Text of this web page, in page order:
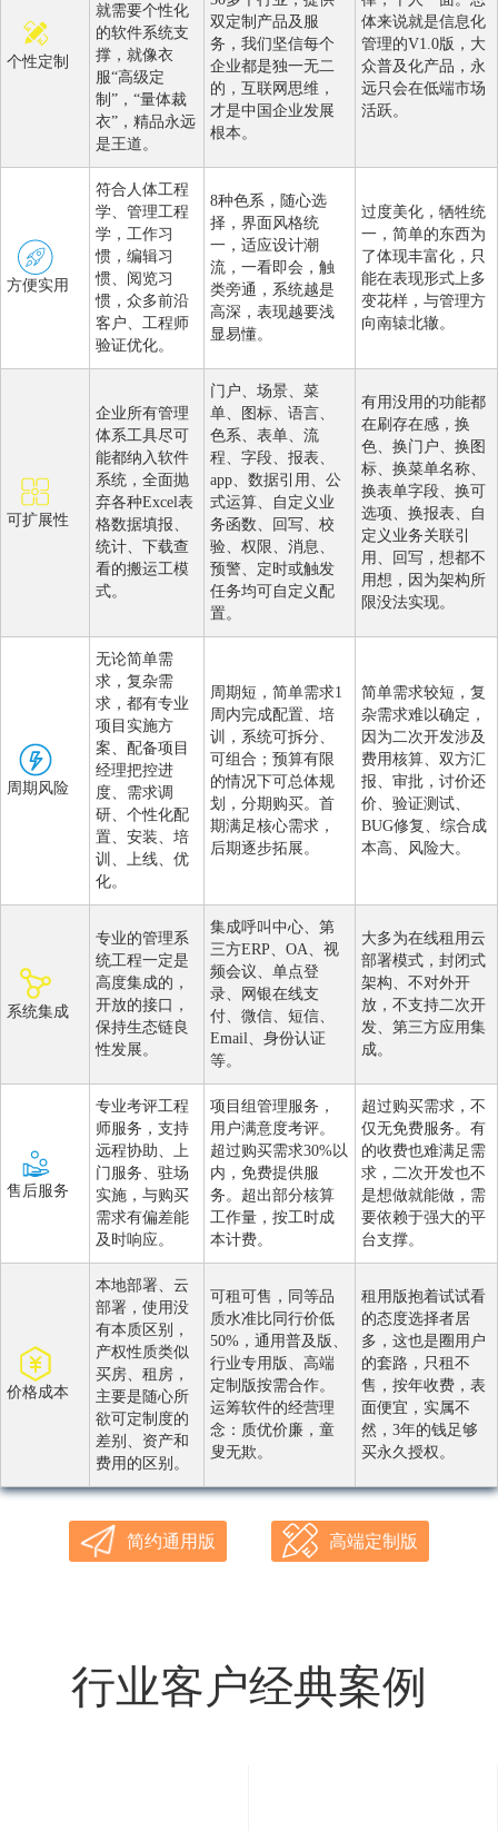
个性定制
就需要个性化
的软件系统支
撑，就像衣
服“高级定
制”，“量体裁
衣”，精品永远
是王道。
双定制产品及服
务，我们坚信每个
企业都是独一无二
的，互联网思维，
才是中国企业发展
根本。
体来说就是信息化
管理的V1.0版，大
众普及化产品，永
远只会在低端市场
活跃。
方便实用
符合人体工程
学、管理工程
学，工作习
惯，编辑习
惯、阅览习
惯，众多前沿
客户、工程师
验证优化。
8种色系，随心选
择，界面风格统
一，适应设计潮
流，一看即会，触
类旁通，系统越是
高深，表现越要浅
显易懂。
过度美化，牺牲统
一，简单的东西为
了体现丰富化，只
能在表现形式上多
变花样，与管理方
向南辕北辙。
可扩展性
企业所有管理
体系工具尽可
能都纳入软件
系统，全面抛
弃各种Excel表
格数据填报、
统计、下载查
看的搬运工模
式。
门户、场景、菜
单、图标、语言、
色系、表单、流
程、字段、报表、
app、数据引用、公
式运算、自定义业
务函数、回写、校
验、权限、消息、
预警、定时或触发
任务均可自定义配
置。
有用没用的功能都
在刷存在感，换
色、换门户、换图
标、换菜单名称、
换表单字段、换可
选项、换报表、自
定义业务关联引
用、回写，想都不
用想，因为架构所
限没法实现。
周期风险
无论简单需
求，复杂需
求，都有专业
项目实施方
案、配备项目
经理把控进
度、需求调
研、个性化配
置、安装、培
训、上线、优
化。
周期短，简单需求1
周内完成配置、培
训，系统可拆分、
可组合；预算有限
的情况下可总体规
划，分期购买。首
期满足核心需求，
后期逐步拓展。
简单需求较短，复
杂需求难以确定，
因为二次开发涉及
费用核算、双方汇
报、审批，讨价还
价、验证测试、
BUG修复、综合成
本高、风险大。
系统集成
专业的管理系
统工程一定是
高度集成的，
开放的接口，
保持生态链良
性发展。
集成呼叫中心、第
三方ERP、OA、视
频会议、单点登
录、网银在线支
付、微信、短信、
Email、身份认证
等。
大多为在线租用云
部署模式，封闭式
架构、不对外开
放，不支持二次开
发、第三方应用集
成。
售后服务
专业考评工程
师服务，支持
远程协助、上
门服务、驻场
实施，与购买
需求有偏差能
及时响应。
项目组管理服务，
用户满意度考评。
超过购买需求30%以
内，免费提供服
务。超出部分核算
工作量，按工时成
本计费。
超过购买需求，不
仅无免费服务。有
的收费也难满足需
求，二次开发也不
是想做就能做，需
要依赖于强大的平
台支撑。
价格成本
本地部署、云
部署，使用没
有本质区别，
产权性质类似
买房、租房，
主要是随心所
欲可定制度的
差别、资产和
费用的区别。
可租可售，同等品
质水准比同行价低
50%，通用普及版、
行业专用版、高端
定制版按需合作。
运筹软件的经营理
念：质优价廉，童
叟无欺。
租用版抱着试试看
的态度选择者居
多，这也是圈用户
的套路，只租不
售，按年收费，表
面便宜，实属不
然，3年的钱足够
买永久授权。
简约通用版 高端定制版
行业客户经典案例